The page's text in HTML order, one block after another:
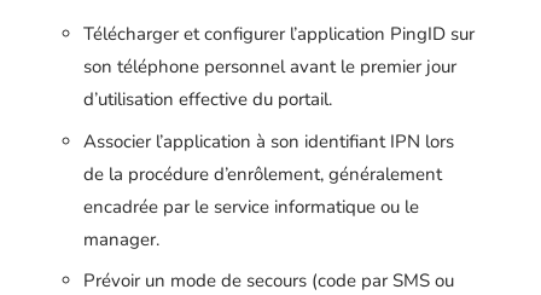
Télécharger et configurer l’application PingID sur
son téléphone personnel avant le premier jour
d’utilisation effective du portail.
Associer l’application à son identifiant IPN lors
de la procédure d’enrôlement, généralement
encadrée par le service informatique ou le
manager.
Prévoir un mode de secours (code par SMS ou